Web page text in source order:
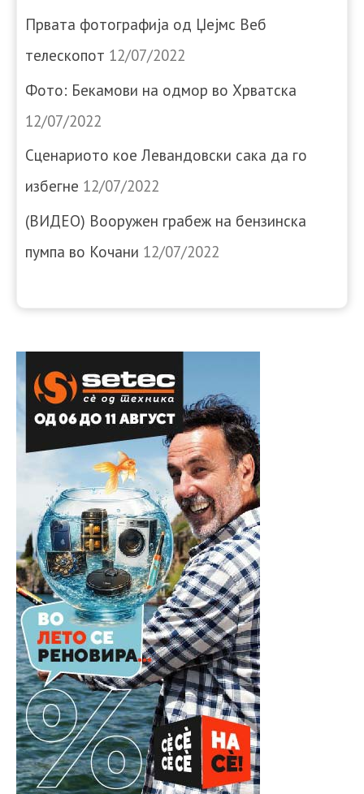
Првата фотографија од Џејмс Веб
телескопот 12/07/2022
Фото: Бекамови на одмор во Хрватска
12/07/2022
Сценариото кое Левандовски сака да го
избегне 12/07/2022
(ВИДЕО) Вооружен грабеж на бензинска
пумпа во Кочани 12/07/2022